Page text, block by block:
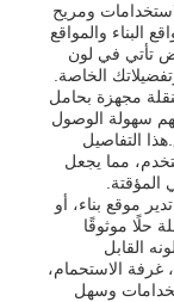
ومريح
البناء والمواقع
تأتي في لون
الخاصة.
مجهزة بحامل
سهولة الوصول
التفاصيل
مما يجعل
موقع بناء، أو
حلًا موثوقًا
القابل
غرفة الاستحمام،
وسهل